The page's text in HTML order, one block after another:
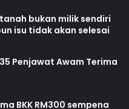
bukan milik sendiri
isu tidak akan selesai
Penjawat Awam Terima
BKK RM300 sempena